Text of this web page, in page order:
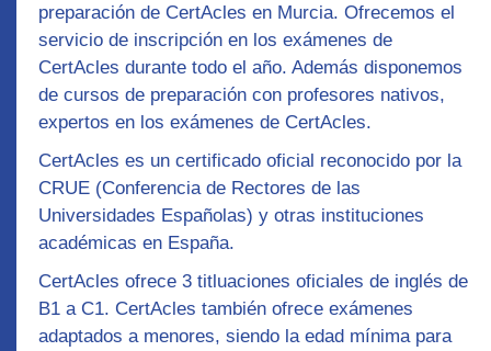
preparación de CertAcles en Murcia. Ofrecemos el
servicio de inscripción en los exámenes de
CertAcles durante todo el año. Además disponemos
de cursos de preparación con profesores nativos,
expertos en los exámenes de CertAcles.
CertAcles es un certificado oficial reconocido por la
CRUE (Conferencia de Rectores de las
Universidades Españolas) y otras instituciones
académicas en España.
CertAcles ofrece 3 titluaciones oficiales de inglés de
B1 a C1. CertAcles también ofrece exámenes
adaptados a menores, siendo la edad mínima para